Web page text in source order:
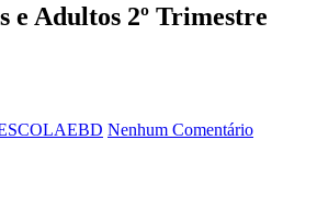
e Adultos 2º Trimestre
Nenhum Comentário